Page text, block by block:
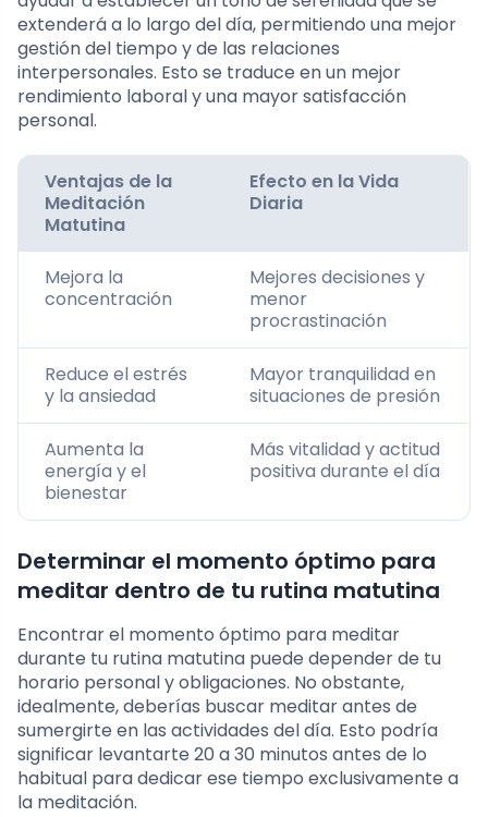
extenderá a lo largo del día, permitiendo una mejor
gestión del tiempo y de las relaciones
interpersonales. Esto se traduce en un mejor
rendimiento laboral y una mayor satisfacción
personal.
Ventajas de la
Meditación
Matutina
Efecto en la Vida
Diaria
Mejora la
concentración
Mejores decisiones y
menor
procrastinación
Reduce el estrés
y la ansiedad
Mayor tranquilidad en
situaciones de presión
Aumenta la
energía y el
bienestar
Más vitalidad y actitud
positiva durante el día
Determinar el momento óptimo para
meditar dentro de tu rutina matutina
Encontrar el momento óptimo para meditar
durante tu rutina matutina puede depender de tu
horario personal y obligaciones. No obstante,
idealmente, deberías buscar meditar antes de
sumergirte en las actividades del día. Esto podría
significar levantarte 20 a 30 minutos antes de lo
habitual para dedicar ese tiempo exclusivamente a
la meditación.